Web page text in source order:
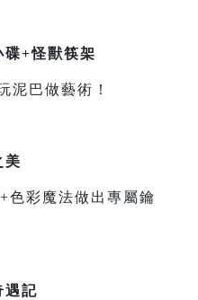
碟+怪獸筷架
泥巴做藝術！
美
色彩魔法做出專屬鑰
遇記